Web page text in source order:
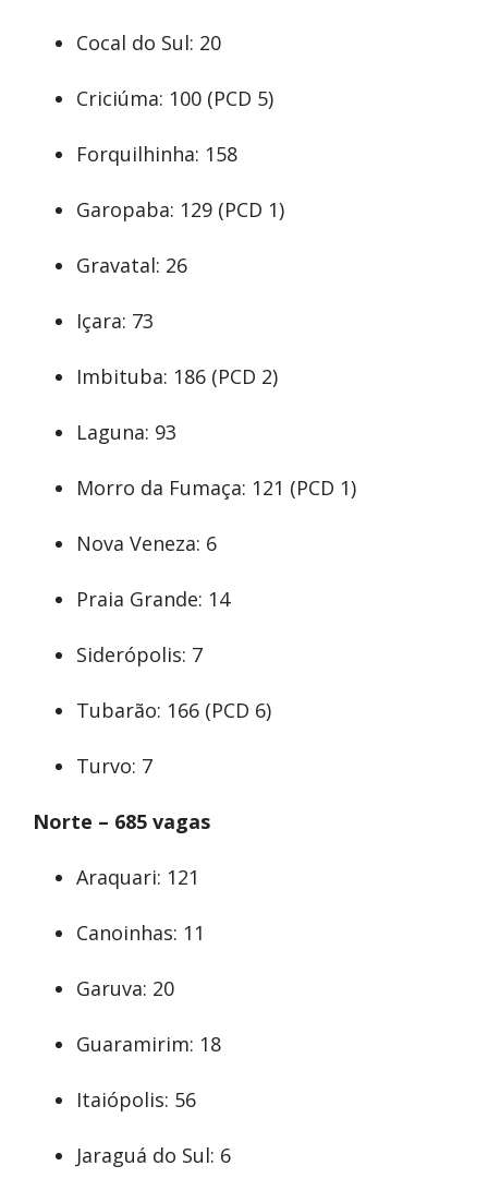
Cocal do Sul: 20
Criciúma: 100 (PCD 5)
Forquilhinha: 158
Garopaba: 129 (PCD 1)
Gravatal: 26
Içara: 73
Imbituba: 186 (PCD 2)
Laguna: 93
Morro da Fumaça: 121 (PCD 1)
Nova Veneza: 6
Praia Grande: 14
Siderópolis: 7
Tubarão: 166 (PCD 6)
Turvo: 7
Norte – 685 vagas
Araquari: 121
Canoinhas: 11
Garuva: 20
Guaramirim: 18
Itaiópolis: 56
Jaraguá do Sul: 6